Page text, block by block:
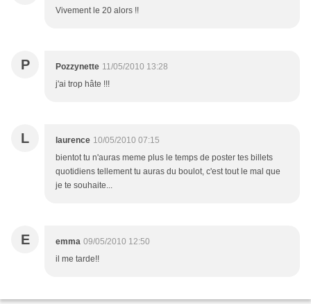
Vivement le 20 alors !!
P Pozzynette 11/05/2010 13:28
j'ai trop hâte !!!
L laurence 10/05/2010 07:15
bientot tu n'auras meme plus le temps de poster tes billets
quotidiens tellement tu auras du boulot, c'est tout le mal que
je te souhaite...
E emma 09/05/2010 12:50
il me tarde!!